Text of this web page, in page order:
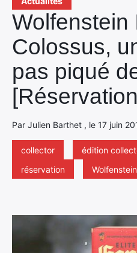
Wolfenstein
Colossus,
pas piqué
Par Julien Barthet , le 17 juin
collector édition
réservation